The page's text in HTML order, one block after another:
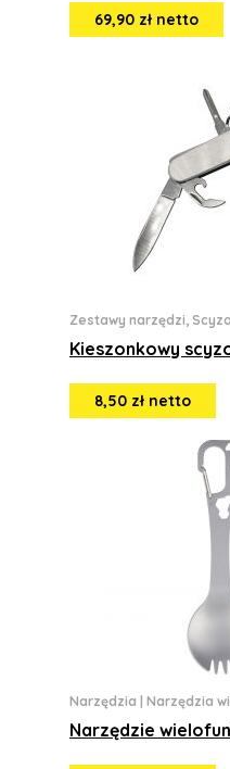
69,90 zł netto
Zestawy narzędzi,
Kieszonkowy
8,50 zł netto
Narzędzia Narzędzia
Narzędzie